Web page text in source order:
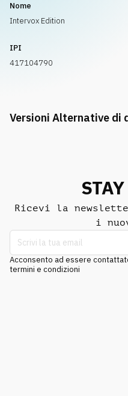
Nome
Intervox Edition
IPI
417104790
Versioni Alternative di
Ricevi la
i
Acconsento ad essere
termini e condizioni